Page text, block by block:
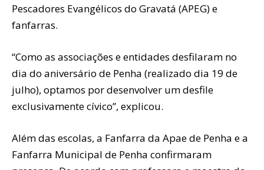
Pescadores Evangélicos do Gravatá (APEG) e
fanfarras.
“Como as associações e entidades desfilaram no
dia do aniversário de Penha (realizado dia 19 de
julho), optamos por desenvolver um desfile
exclusivamente cívico”, explicou.
Além das escolas, a Fanfarra da Apae de Penha e a
Fanfarra Municipal de Penha confirmaram